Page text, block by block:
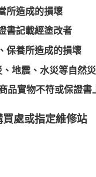
所造成的損壞
書記載經塗改者
保養所造成的損壞
地震、水災等自然
品實物不符或保證書
處或指定維修站